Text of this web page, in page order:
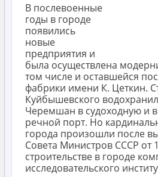
В послевоенные
годы в городе
появились
новые
предприятия и
была осуществлена
том числе и оставшейся
фабрики имени К. Цеткин.
Куйбышевского
Черемшан в судоходную и
речной порт. Но
города произошли после
Совета Министров СССР от
строительстве в городе
исследовательского